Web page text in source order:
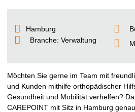
Hamburg
Branche: Verwaltung
Möchten Sie gerne im Team mit
und Kunden mithilfe orthopädischer
Gesundheit und Mobilität verhelfen?
CAREPOINT mit Sitz in Hamburg